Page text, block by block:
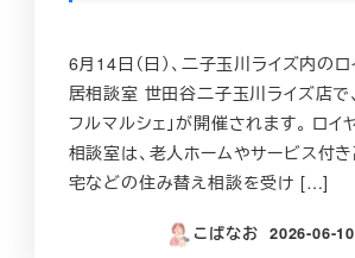
6月14日（日）、二子玉川ライズ内の
居相談室 世田谷二子玉川ライズ店で
フルマルシェ」が開催されます。 ロ
相談室は、老人ホームやサービス付
宅などの住み替え相談を受け […]
こばなお
投稿日
2026-06-10